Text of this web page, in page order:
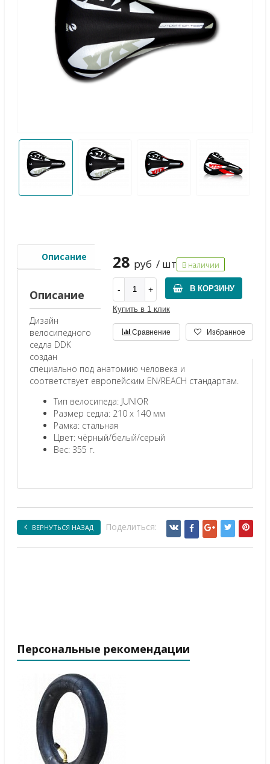
28 руб / шт В наличии
В КОРЗИНУ
Купить в 1 клик
Сравнение Избранное
Описание
Описание
Дизайн
велосипедного
седла DDK
создан
специально под анатомию человека и
соответствует европейским EN/REACH стандартам.
Тип велосипеда: JUNIOR
Размер седла: 210 x 140 мм
Рамка: стальная
Цвет: чёрный/белый/серый
Вес: 355 г.
ВЕРНУТЬСЯ НАЗАД Поделиться:
Персональные рекомендации